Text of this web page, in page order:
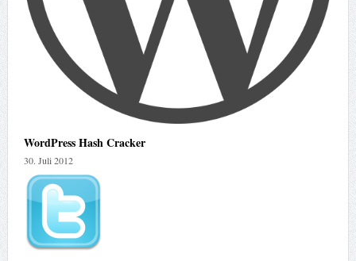
WordPress Hash Cracker
30. Juli 2012